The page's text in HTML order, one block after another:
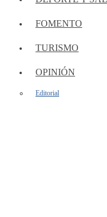
FOMENTO
TURISMO
OPINIÓN
Editorial